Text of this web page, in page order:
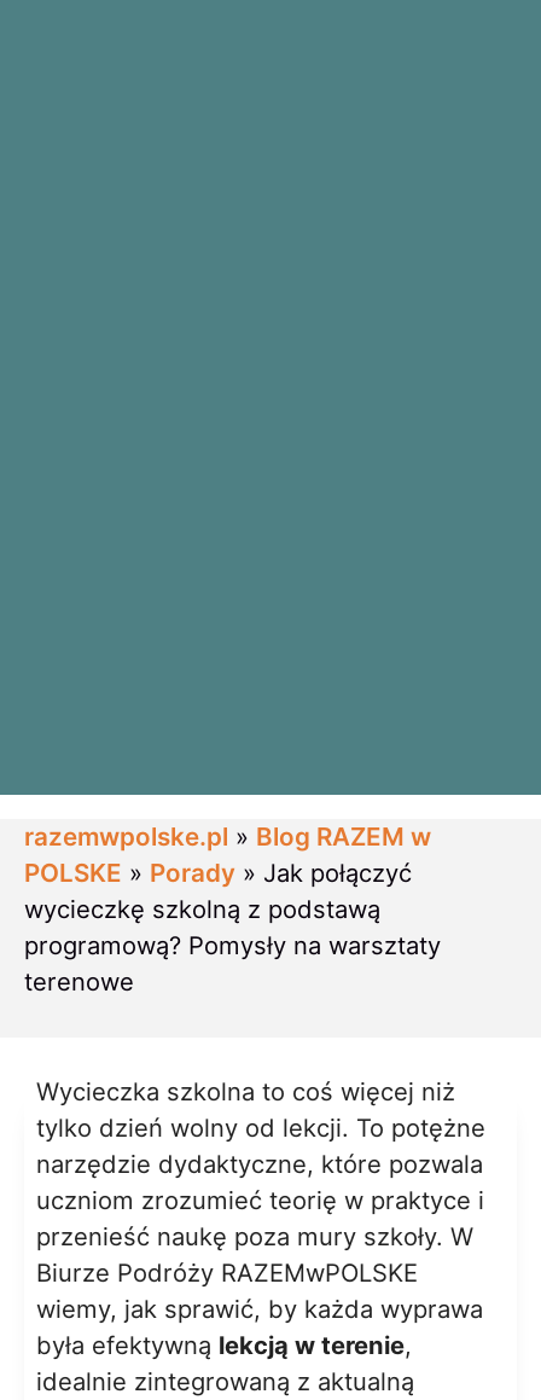
razemwpolske.pl » Blog RAZEM w
POLSKE » Porady » Jak połączyć
wycieczkę szkolną z podstawą
programową? Pomysły na warsztaty
terenowe
Wycieczka szkolna to coś więcej niż
tylko dzień wolny od lekcji. To potężne
narzędzie dydaktyczne, które pozwala
uczniom zrozumieć teorię w praktyce i
przenieść naukę poza mury szkoły. W
Biurze Podróży RAZEMwPOLSKE
wiemy, jak sprawić, by każda wyprawa
była efektywną lekcją w terenie,
idealnie zintegrowaną z aktualną